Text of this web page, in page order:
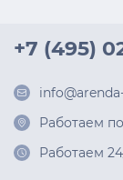
+7 (495)
Работаем
Работаем